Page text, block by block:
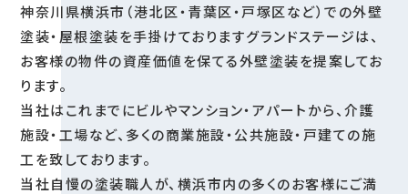
神奈川県横浜市（港北区・青葉区・戸塚区など）での外壁
塗装・屋根塗装を手掛けておりますグランドステージは、
お客様の物件の資産価値を保てる外壁塗装を提案してお
ります。
当社はこれまでにビルやマンション・アパートから、介護
施設・工場など、多くの商業施設・公共施設・戸建ての施
工を致しております。
当社自慢の塗装職人が、横浜市内の多くのお客様にご満